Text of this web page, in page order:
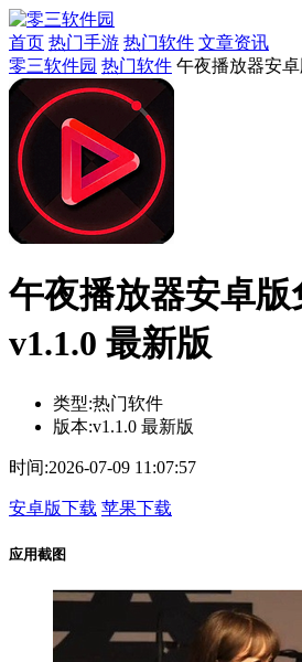
首页 热门手游 热门软件 文章资讯
零三软件园 热门软件 午夜播放器安
午夜播放器安卓版
v1.1.0 最新版
类型:热门软件
版本:v1.1.0 最新版
时间:2026-07-09 11:07:57
安卓版下载 苹果下载
应用截图